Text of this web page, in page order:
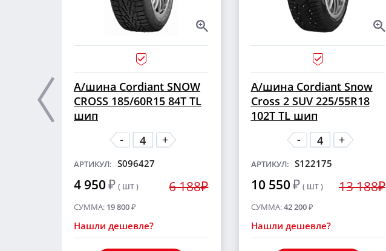
А/шина Cordiant SNOW
CROSS 185/60R15 84T TL
шип
-
+
АРТИКУЛ: S096427
4 950₽ ( ШТ ) 6 188₽
СУММА: 19 800₽
Нашли дешевле?
А/шина Cordiant Snow
Cross 2 SUV 225/55R18
102T TL шип
-
+
АРТИКУЛ: S122175
10 550₽ ( ШТ ) 13 188₽
СУММА:42 200₽
Нашли дешевле?